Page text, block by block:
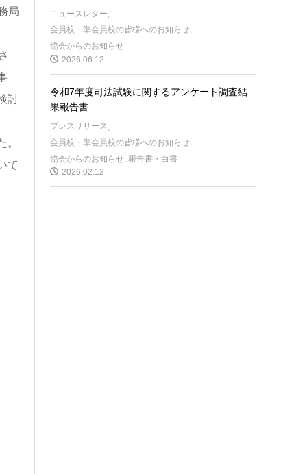
局
討
て
ニュースレター
会員校・準会員校の皆様へのお知らせ,
協会からのお知らせ
2026.06.12
令和7年度司法試験に関するアンケート調査結
果報告書
プレスリリース
会員校・準会員校の皆様へのお知らせ,
協会からのお知らせ ,報告書・白書
2026.02.12